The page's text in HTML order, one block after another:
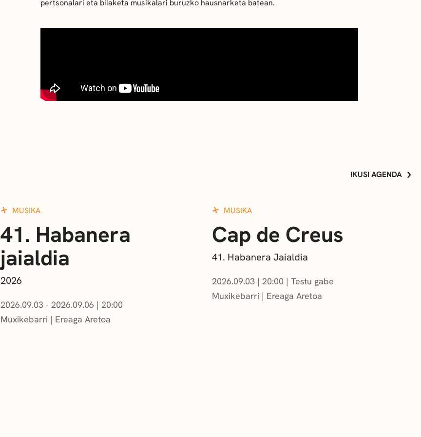
pertsonalari eta bilaketa musikalari buruzko hausnarketa batean.
IKUSI AGENDA
MUSIKA
41. Habanera
jaialdia
2026
2026.09.03 - 2026.09.06 | 20:00
Muxikebarri | Ereaga Aretoa
MUSIKA
Cap de Creus
41. Habanera Jaialdia
2026.09.03 | 20:00
Testu gabe
Muxikebarri | Ereaga Aretoa